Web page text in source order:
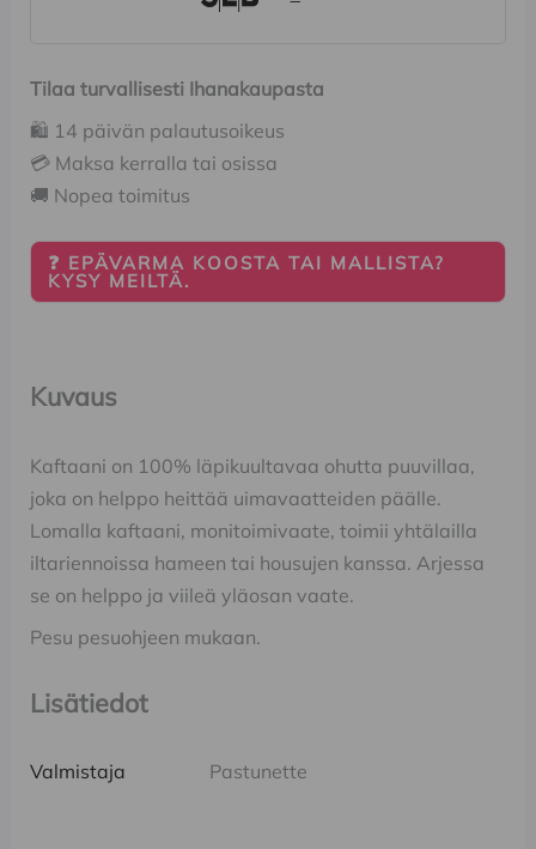
Tilaa turvallisesti Ihanakaupasta
🛍️ 14 päivän palautusoikeus
💳 Maksa kerralla tai osissa
🚚 Nopea toimitus
❓ EPÄVARMA KOOSTA TAI MALLISTA?
KYSY MEILTÄ.
Kuvaus
Kaftaani on 100% läpikuultavaa ohutta puuvillaa,
joka on helppo heittää uimavaatteiden päälle.
Lomalla kaftaani, monitoimivaate, toimii yhtälailla
iltariennoissa hameen tai housujen kanssa. Arjessa
se on helppo ja viileä yläosan vaate.
Pesu pesuohjeen mukaan.
Lisätiedot
Valmistaja Pastunette